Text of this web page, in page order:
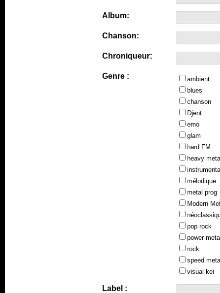
Album:
Chanson:
Chroniqueur:
Genre :
ambient
blues
chanson
Djent
emo
glam
hard FM
heavy
mélodique
metal prog
Modern
pop rock
power
rock
speed
visual kei
Label :